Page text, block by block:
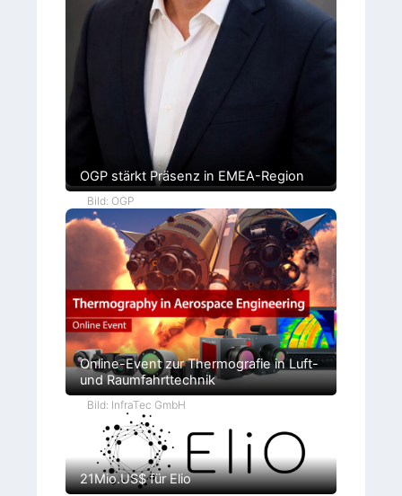
OGP stärkt Präsenz in EMEA-Region
Bild: OGP
Online-Event zur Thermografie in Luft-
und Raumfahrttechnik
Bild: InfraTec GmbH
21Mio.US$ für Elio